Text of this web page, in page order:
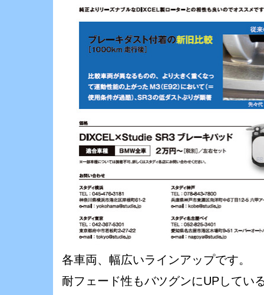
各車両、幅広いラインアップです。
耐フェード性もバツグンにUPしてい